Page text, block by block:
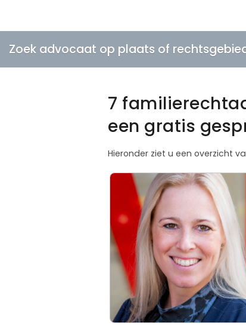
Zoek advocaat op plaats of
7
een gratis
Hieronder ziet u een overzicht